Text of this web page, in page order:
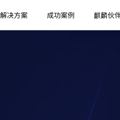
解决方案 成功案例 麒麟伙